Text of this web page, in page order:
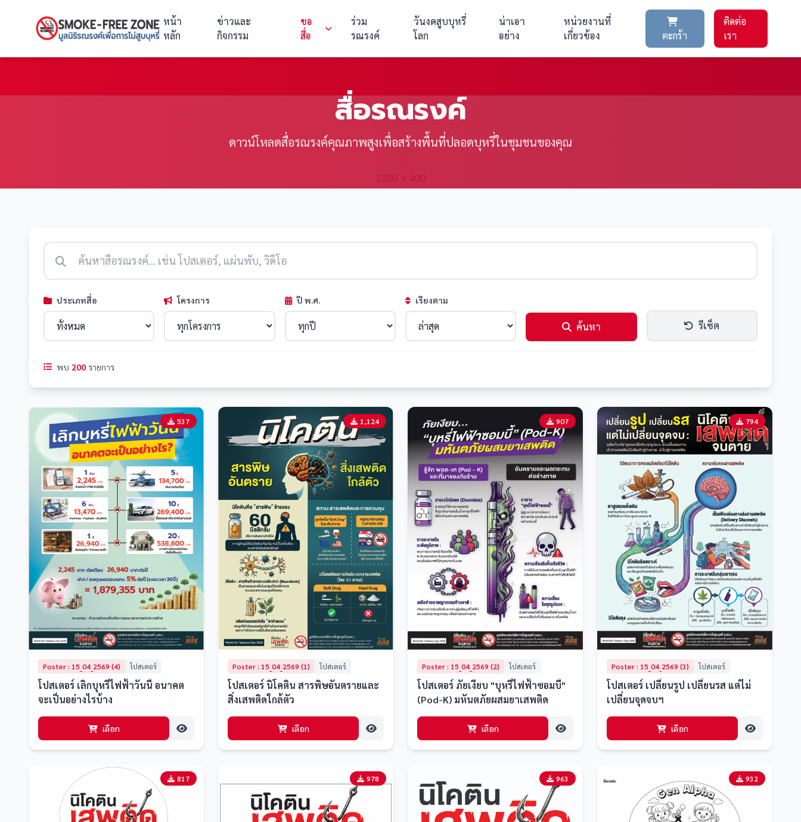
หน้า
หลัก
ข่าวและ
กิจกรรม
ขอ
สื่อ
ร่วม
รณรงค์
วันงดสูบบุหรี่
โลก
น่าเอา
อย่าง
หน่วยงานที่
เกี่ยวข้อง
ตะกร้า
ติดต่อ
เรา
สื่อรณรงค์
ดาวน์โหลดสื่อรณรงค์คุณภาพสูงเพื่อสร้างพื้นที่ปลอดบุหรี่ในชุมชนของคุณ
ประเภทสื่อ โครงการ ปี พ.ศ. เรียงตาม
ค้นหา รีเซ็ต
พบ 200 รายการ
537
Poster : 15_04_2569 (4) โปสเตอร์
โปสเตอร์ เลิกบุหรี่ไฟฟ้าวันนี้ อนาคต
จะเป็นอย่างไรบ้าง
เลือก
1,124
Poster : 15_04_2569 (1) โปสเตอร์
โปสเตอร์ นิโคติน สารพิษอันตรายและ
สิ่งเสพติดใกล้ตัว
เลือก
907
Poster : 15_04_2569 (2) โปสเตอร์
โปสเตอร์ ภัยเงียบ "บุหรี่ไฟฟ้าซอมบี้"
(Pod-K) มหันตภัยผสมยาเสพติด
เลือก
794
Poster : 15_04_2569 (3) โปสเตอร์
โปสเตอร์ เปลี่ยนรูป เปลี่ยนรส แต่ไม่
เปลี่ยนจุดจบฯ
เลือก
817 978 963 932